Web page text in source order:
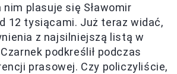
nim plasuje się Sławomir
12 tysiącami. Już teraz widać,
z najsilniejszą listą w
podkreślił podczas
prasowej. Czy policzyliście,